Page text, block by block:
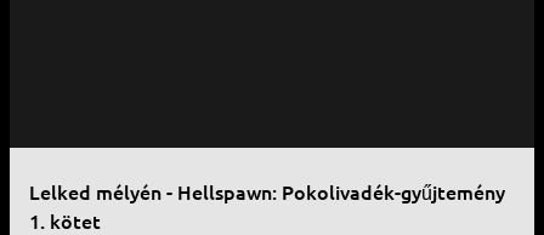
Lelked mélyén - Hellspawn: Pokolivadék-gyűjtemény
1. kötet